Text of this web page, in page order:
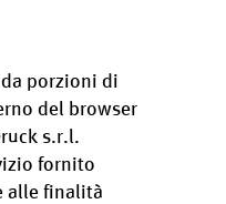
porzioni di
del browser
s.r.l.
fornito
alle finalità